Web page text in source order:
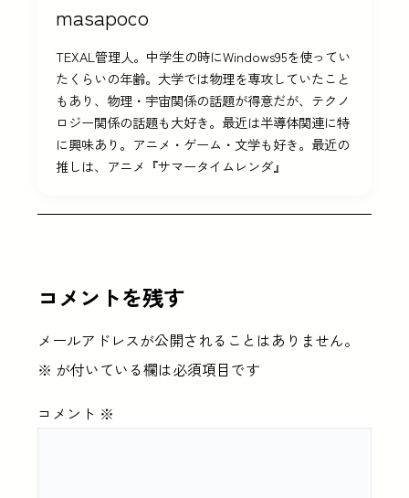
masapoco
TEXAL管理人。中学生の時にWindows95を使ってい
たくらいの年齢。大学では物理を専攻していたこと
もあり、物理・宇宙関係の話題が得意だが、テクノ
ロジー関係の話題も大好き。最近は半導体関連に特
に興味あり。アニメ・ゲーム・文学も好き。最近の
推しは、アニメ『サマータイムレンダ』
コメントを残す
メールアドレスが公開されることはありません。
※ が付いている欄は必須項目です
コメント ※